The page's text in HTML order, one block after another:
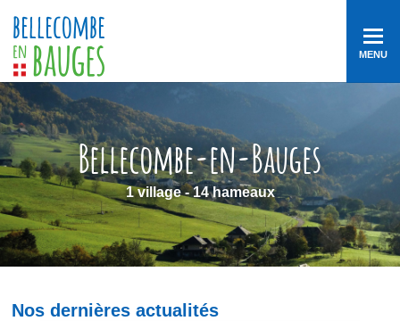
MENU
Bellecombe-en-Bauges
1 village - 14 hameaux
Nos dernières actualités